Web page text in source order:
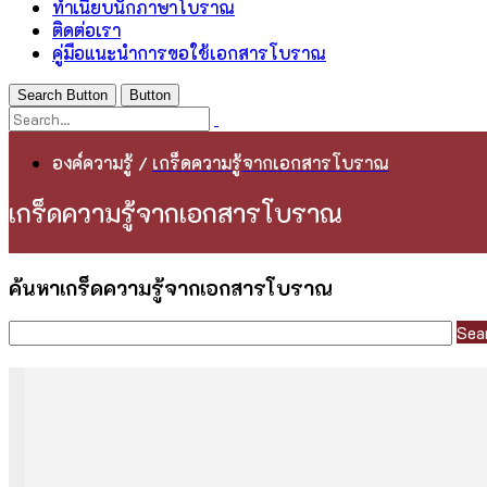
ทำเนียบนักภาษาโบราณ
ติดต่อเรา
คู่มือแนะนำการขอใช้เอกสารโบราณ
Search Button Button
องค์ความรู้ / เกร็ดความรู้จากเอกสารโบราณ
เกร็ดความรู้จากเอกสารโบราณ
ค้นหาเกร็ดความรู้จากเอกสารโบราณ